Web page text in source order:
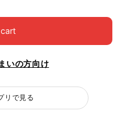
いの方向け
リで見る